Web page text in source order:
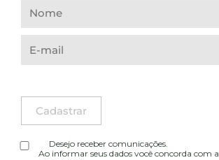
Desejo receber comunicações.
Ao informar seus dados você concorda com a